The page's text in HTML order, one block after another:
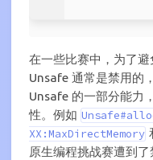
在一些比赛中，为了避
Unsafe 通常是禁用的
Unsafe 的一部分能力
性。例如
XX:MaxDirectMemory
原生编程挑战赛遭到了